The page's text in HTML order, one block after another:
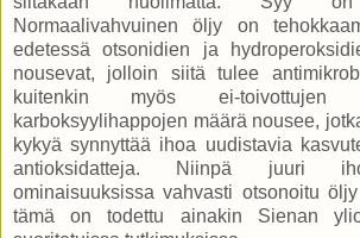
Normaalivahvuinen öljy on
edetessä otsonidien ja
nousevat, jolloin siitä tulee
kuitenkin myös ei-toivottujen
karboksyylihappojen määrä nousee,
kykyä synnyttää ihoa uudistavia
antioksidatteja. Niinpä juuri
ominaisuuksissa vahvasti otsonoitu
tämä on todettu ainakin Sienan